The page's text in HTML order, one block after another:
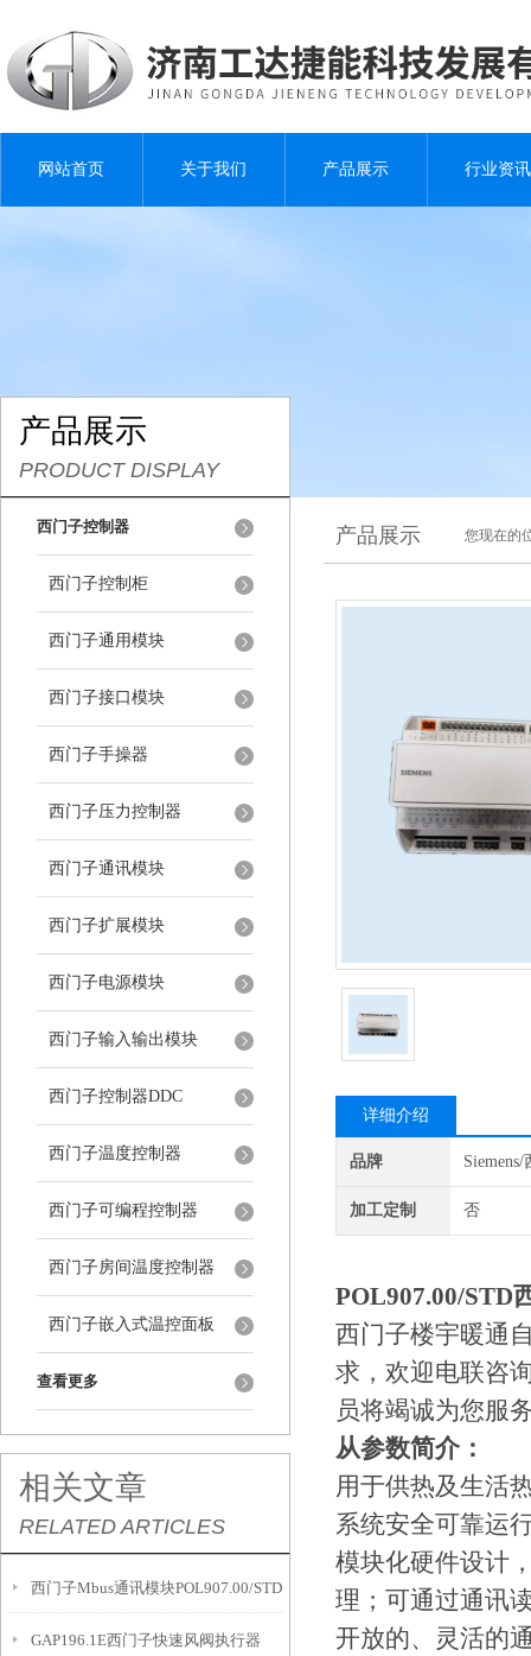
网站首页 关于我们 产品展示 行业资讯
产品展示
PRODUCT DISPLAY
西门子控制器
西门子控制柜
西门子通用模块
西门子接口模块
西门子手操器
西门子压力控制器
西门子通讯模块
西门子扩展模块
西门子电源模块
西门子输入输出模块
西门子控制器DDC
西门子温度控制器
西门子可编程控制器
西门子房间温度控制器
西门子嵌入式温控面板
查看更多
相关文章
RELATED ARTICLES
西门子Mbus通讯模块POL907.00/STD
GAP196.1E西门子快速风阀执行器
产品展示 您现在的
详细介绍
品牌
加工定制 否
POL907.00/STD
西门子楼宇暖通
求，欢迎电联咨
员将竭诚为您服
从参数简介：
用于供热及生活
系统安全可靠运
模块化硬件设计
理；可通过通讯
开放的、灵活的